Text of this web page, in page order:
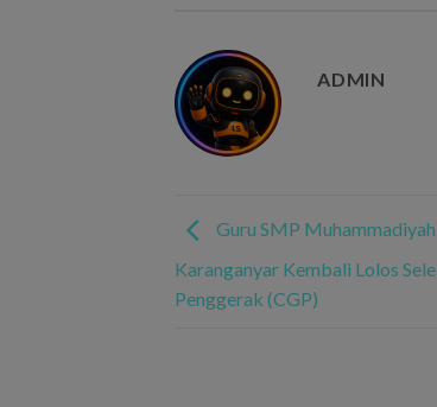
ADMIN
Guru SMP
Karanganyar Kembali Lolos
Penggerak (CGP)